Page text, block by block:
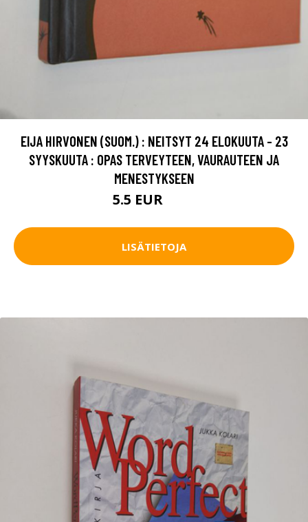
EIJA HIRVONEN (SUOM.) : NEITSYT 24 ELOKUUTA - 23
SYYSKUUTA : OPAS TERVEYTEEN, VAURAUTEEN JA
MENESTYKSEEN
5.5 EUR
LISÄTIETOJA